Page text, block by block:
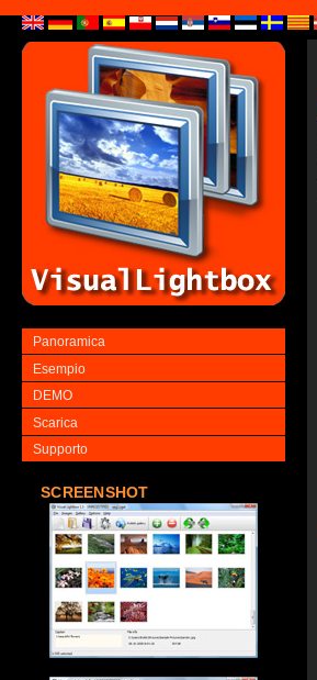
Panoramica
Esempio
DEMO
Scarica
Supporto
SCREENSHOT